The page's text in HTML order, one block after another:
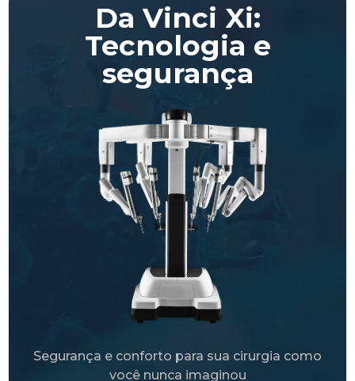
Da Vinci Xi:
Tecnologia e
segurança
Segurança e conforto para sua cirurgia como
você nunca imaginou